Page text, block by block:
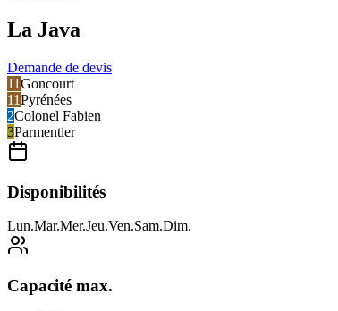
La Java
Demande de devis
11Goncourt
11Pyrénées
2Colonel Fabien
3Parmentier
Disponibilités
Lun.Mar.Mer.Jeu.Ven.Sam.Dim.
Capacité max.